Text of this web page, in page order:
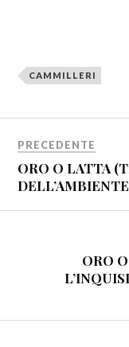
CAMMILLERI
PRECEDENTE
ORO O LATTA
ORO